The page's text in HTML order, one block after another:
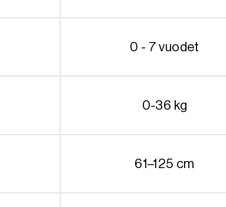
0 - 7 vuodet
0-36 kg
61–125 cm